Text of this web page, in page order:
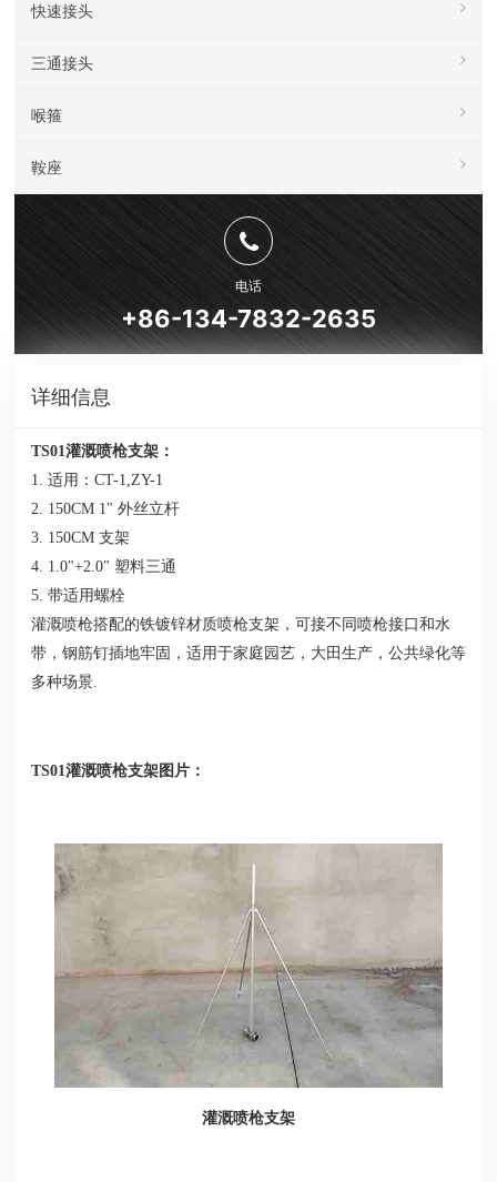
快速接头
三通接头
喉箍
鞍座
电话
+86-134-7832-2635
详细信息
TS01灌溉喷枪支架：
1. 适用：CT-1,ZY-1
2. 150CM 1" 外丝立杆
3. 150CM 支架
4. 1.0"+2.0" 塑料三通
5. 带适用螺栓
灌溉喷枪搭配的铁镀锌材质喷枪支架，可接不同喷枪接口和水
带，钢筋钉插地牢固，适用于家庭园艺，大田生产，公共绿化等
多种场景.
TS01灌溉喷枪支架图片：
灌溉喷枪支架